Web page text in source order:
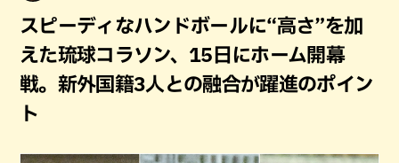
スピーディなハンドボールに“高さ”を加
えた琉球コラソン、15日にホーム開幕
戦。新外国籍3人との融合が躍進のポイン
ト